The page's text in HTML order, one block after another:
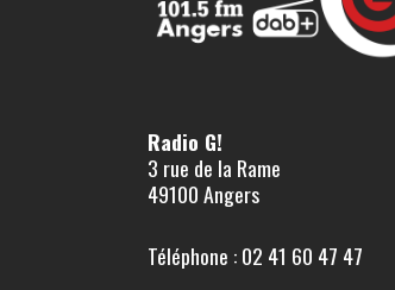
Radio G!
3 rue de la Rame
49100 Angers
Téléphone : 02 41 60 47 47